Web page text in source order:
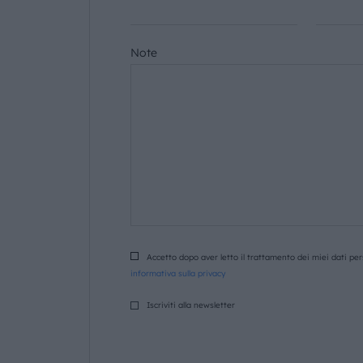
Note
Accetto dopo aver letto il trattamento dei miei dati
informativa sulla privacy
Iscriviti alla newsletter